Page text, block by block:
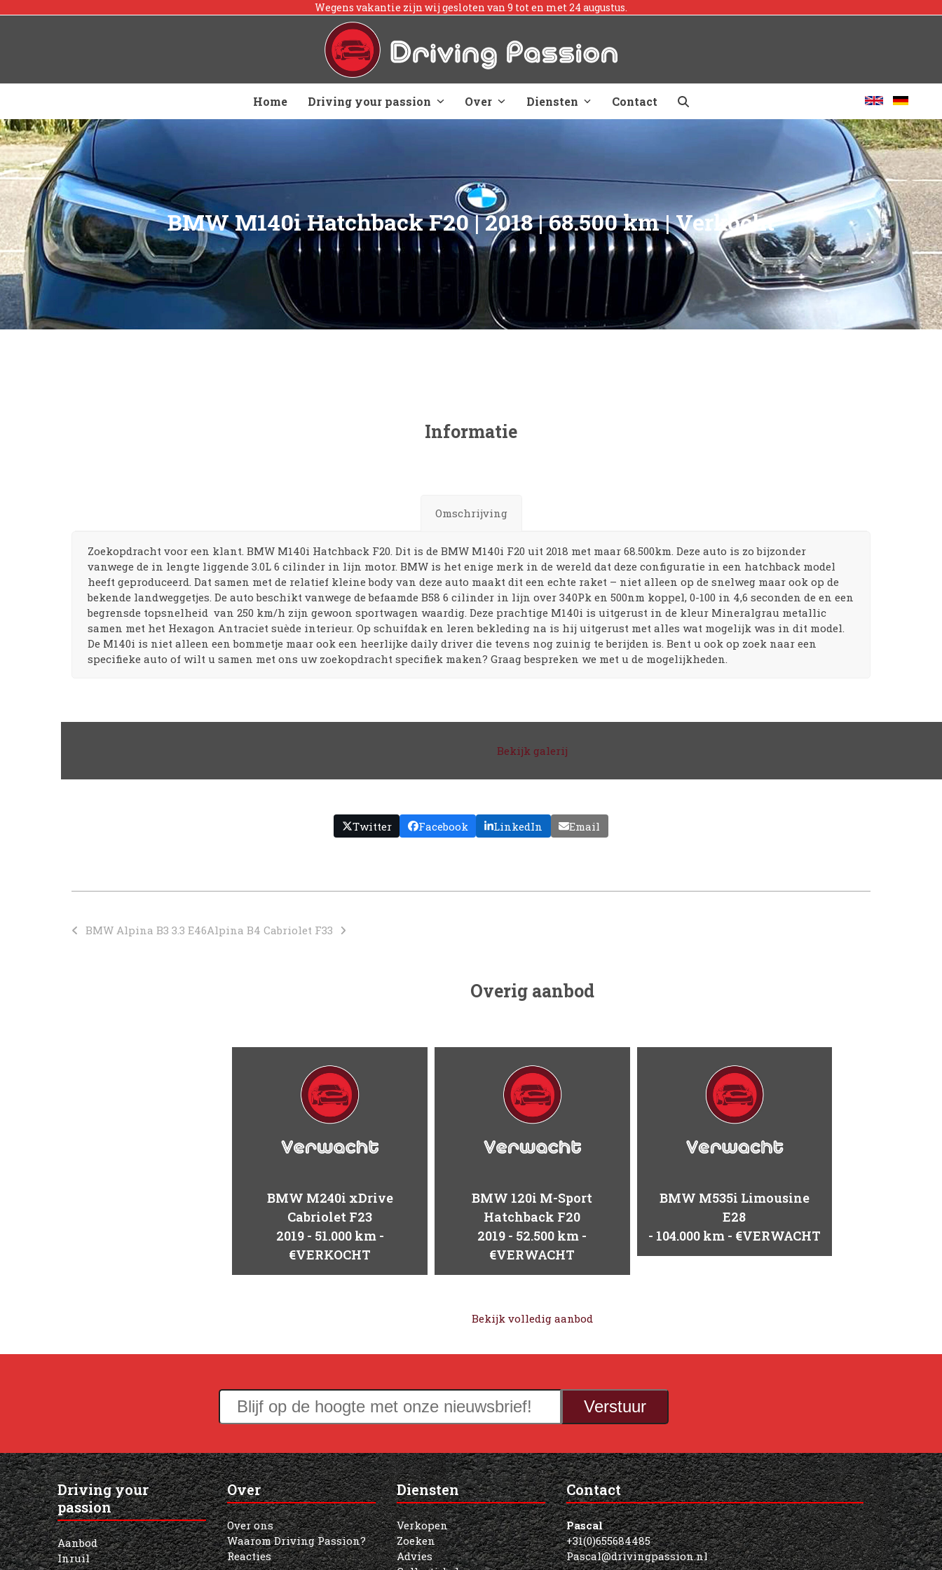
Skip
content
Wegens vakantie zijn wij gesloten van 9 tot en met 24 augustus.
Home Driving your passion Over Diensten Contact
BMW M140i Hatchback F20 | 2018 | 68.500 km | Verkocht
Informatie
Omschrijving
Zoekopdracht voor een klant. BMW M140i Hatchback F20. Dit is de BMW M140i F20 uit 2018 met maar 68.500km. Deze auto is zo bijzonder
vanwege de in lengte liggende 3.0L 6 cilinder in lijn motor. BMW is het enige merk in de wereld dat deze configuratie in een hatchback model
heeft geproduceerd. Dat samen met de relatief kleine body van deze auto maakt dit een echte raket – niet alleen op de snelweg maar ook op de
bekende landweggetjes. De auto beschikt vanwege de befaamde B58 6 cilinder in lijn over 340Pk en 500nm koppel, 0-100 in 4,6 seconden de en een
begrensde topsnelheid van 250 km/h zijn gewoon sportwagen waardig. Deze prachtige M140i is uitgerust in de kleur Mineralgrau metallic
samen met het Hexagon Antraciet suède interieur. Op schuifdak en leren bekleding na is hij uitgerust met alles wat mogelijk was in dit model.
De M140i is niet alleen een bommetje maar ook een heerlijke daily driver die tevens nog zuinig te berijden is. Bent u ook op zoek naar een
specifieke auto of wilt u samen met ons uw zoekopdracht specifiek maken? Graag bespreken we met u de mogelijkheden.
Bekijk galerij
Twitter Facebook LinkedIn Email
BMW Alpina B3 3.3 E46Alpina B4 Cabriolet F33
Overig aanbod
BMW M240i xDrive
Cabriolet F23
2019
51.000 km
€VERKOCHT
BMW 120i M-Sport
Hatchback F20
2019
52.500 km
€VERWACHT
BMW M535i Limousine
E28
104.000 km
€VERWACHT
Bekijk volledig aanbod
Blijf
op
de
hoogte
met
onze
nieuwsbrief!
Verstuur
Driving your
passion
Aanbod
Inruil
Over
Over ons
Waarom Driving Passion?
Reacties
Diensten
Verkopen
Zoeken
Advies
Contact
Pascal
+31(0)655684485
Pascal@drivingpassion.nl